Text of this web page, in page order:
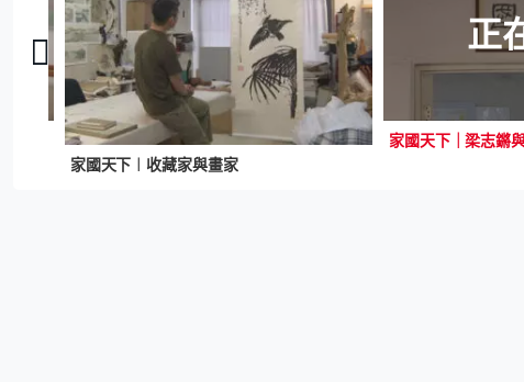
家國天下︱收藏家與畫家
正
家國天下｜梁志鏘